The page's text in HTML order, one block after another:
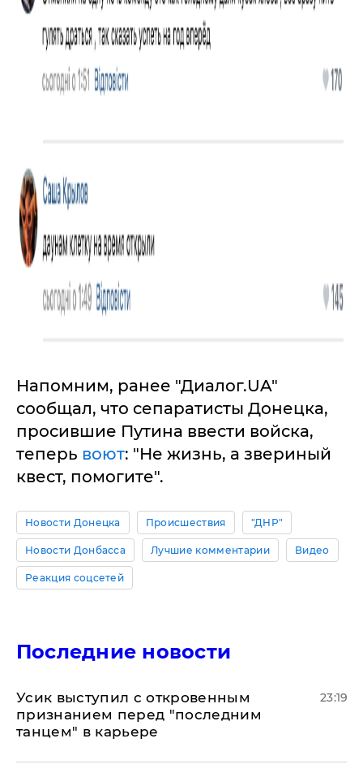
Напомним, ранее "Диалог.UA"
сообщал, что сепаратисты Донецка,
просившие Путина ввести войска,
теперь воют: "Не жизнь, а звериный
квест, помогите".
Новости Донецка Происшествия "ДНР"
Новости Донбасса Лучшие комментарии Видео
Реакция соцсетей
Последние новости
Усик выступил с откровенным
признанием перед "последним
танцем" в карьере
23:19